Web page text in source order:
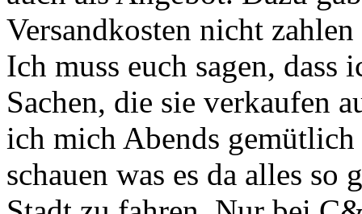
Versandkosten nicht zahlen
Ich muss euch sagen,
Sachen, die sie verkaufen
ich mich Abends
schauen was es da alles